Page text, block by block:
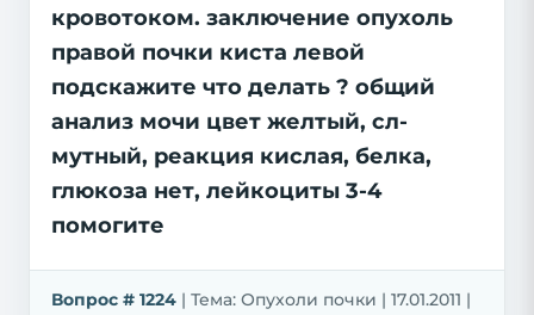
кровотоком. заключение опухоль
правой почки киста левой
подскажите что делать ? общий
анализ мочи цвет желтый, сл-
мутный, реакция кислая, белка,
глюкоза нет, лейкоциты 3-4
помогите
Вопрос # 1224 | Тема: Опухоли почки | 17.01.2011 |